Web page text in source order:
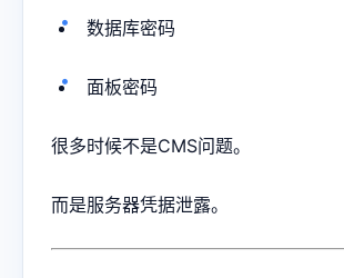
数据库密码
面板密码
很多时候不是CMS问题。
而是服务器凭据泄露。